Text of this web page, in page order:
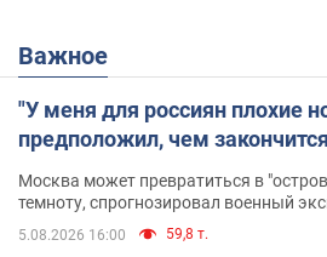
Важное
"У меня для россиян плохие
предположил, чем
Москва может превратиться в
темноту, спрогнозировал военный
5.08.2026 16:00 59,8 т.